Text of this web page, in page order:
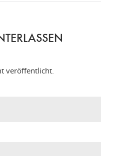
veröffentlicht.